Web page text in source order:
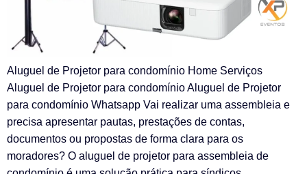
Aluguel de Projetor para condomínio Home Serviços
Aluguel de Projetor para condomínio Aluguel de Projetor
para condomínio Whatsapp Vai realizar uma assembleia e
precisa apresentar pautas, prestações de contas,
documentos ou propostas de forma clara para os
moradores? O aluguel de projetor para assembleia de